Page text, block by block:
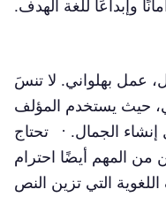
أمانًا وإبداعًا للغة الهدف.
عمل بهلواني. لا تنسَ
حيث يستخدم المؤلف
الجمال. · تحتاج
من المهم أيضًا احترام
التي تزين النص